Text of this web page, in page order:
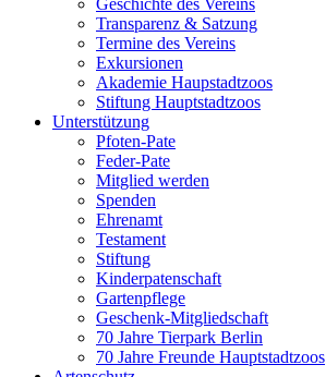
Geschichte des Vereins
Transparenz & Satzung
Termine des Vereins
Exkursionen
Akademie Haupstadtzoos
Stiftung Hauptstadtzoos
Unterstützung
Pfoten-Pate
Feder-Pate
Mitglied werden
Spenden
Ehrenamt
Testament
Stiftung
Kinderpatenschaft
Gartenpflege
Geschenk-Mitgliedschaft
70 Jahre Tierpark Berlin
70 Jahre Freunde Hauptstadtzoos